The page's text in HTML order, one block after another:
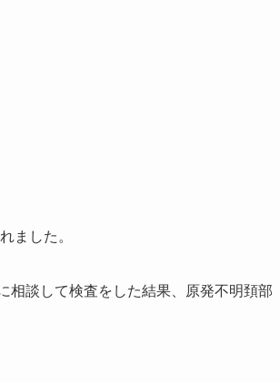
ました。
相談して検査をした結果、原発不明頚部